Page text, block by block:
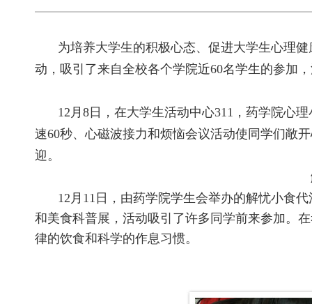
为培养大学生的积极心态、促进大学生心理
动，吸引了来自全校各个学院近60名学生的参加
12月 8 日，在大学生活动中心311 ，药学院心
速60秒、心磁波接力和烦恼会议活动使同学们敞
迎。
12月 11 日，由药学院学生会举办的解忧小食
和美食科普展，活动吸引了许多同学前来参加。
律的饮食和科学的作息习惯。